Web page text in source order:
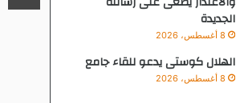
الجديدة
8 أغسطس، 2026
الهلال كوستى يدعو للقاء جامع
8 أغسطس، 2026